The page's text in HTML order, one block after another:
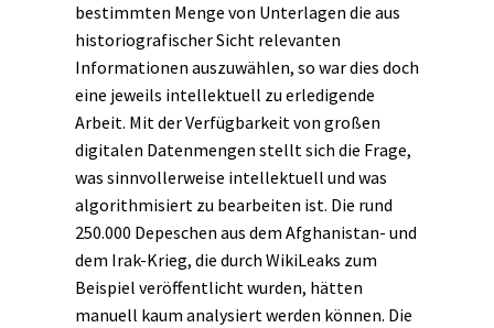
bestimmten Menge von Unterlagen die aus
historiografischer Sicht relevanten
Informationen auszuwählen, so war dies doch
eine jeweils intellektuell zu erledigende
Arbeit. Mit der Verfügbarkeit von großen
digitalen Datenmengen stellt sich die Frage,
was sinnvollerweise intellektuell und was
algorithmisiert zu bearbeiten ist. Die rund
250.000 Depeschen aus dem Afghanistan- und
dem Irak-Krieg, die durch WikiLeaks zum
Beispiel veröffentlicht wurden, hätten
manuell kaum analysiert werden können. Die